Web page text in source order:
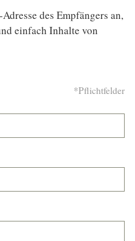
des Empfängers an,
einfach Inhalte von
*Pflichtfelder